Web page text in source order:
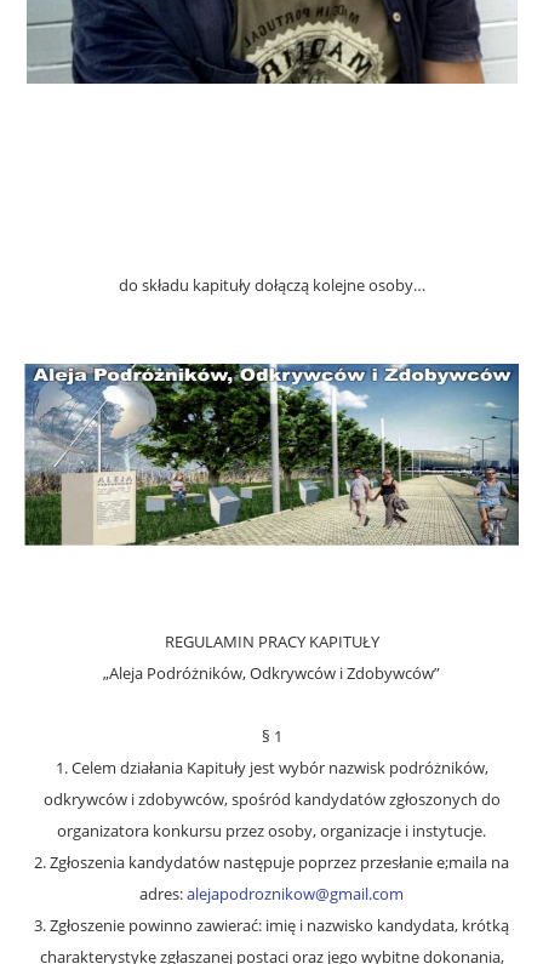
do składu kapituły dołączą kolejne osoby…
REGULAMIN PRACY KAPITUŁY
„Aleja Podróżników, Odkrywców i Zdobywców”
§ 1
1. Celem działania Kapituły jest wybór nazwisk podróżników,
odkrywców i zdobywców, spośród kandydatów zgłoszonych do
organizatora konkursu przez osoby, organizacje i instytucje.
2. Zgłoszenia kandydatów następuje poprzez przesłanie e;maila na
adres:alejapodroznikow@gmail.com
3. Zgłoszenie powinno zawierać: imię i nazwisko kandydata, krótką
charakterystykę zgłaszanej postaci oraz jego wybitne dokonania,